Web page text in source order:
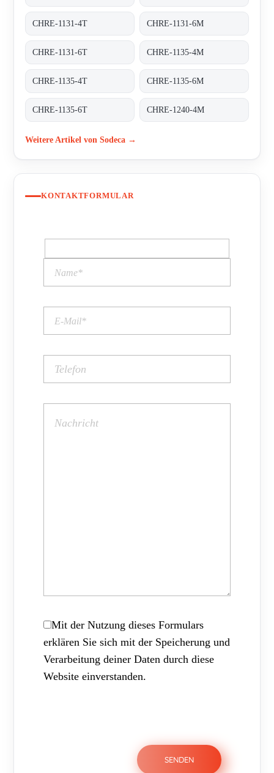
CHRE-1131-4T CHRE-1131-6M
CHRE-1131-6T CHRE-1135-4M
CHRE-1135-4T CHRE-1135-6M
CHRE-1135-6T CHRE-1240-4M
Weitere Artikel von Sodeca →
KONTAKTFORMULAR
Mit der Nutzung dieses Formulars
erklären Sie sich mit der Speicherung und
Verarbeitung deiner Daten durch diese
Website einverstanden.